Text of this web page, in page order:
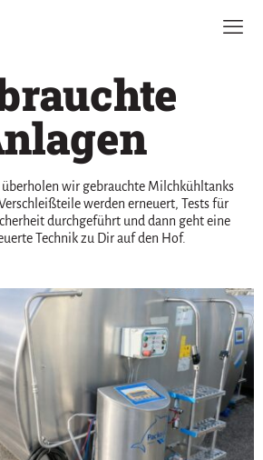
überholen wir gebrauchte Milchkühltanks
werden erneuert, Tests für
durchgeführt und dann geht eine
Technik zu Dir auf den Hof.